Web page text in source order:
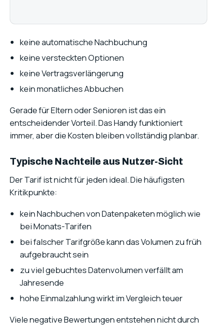
keine automatische Nachbuchung
keine versteckten Optionen
keine Vertragsverlängerung
kein monatliches Abbuchen
Gerade für Eltern oder Senioren ist das ein
entscheidender Vorteil. Das Handy funktioniert
immer, aber die Kosten bleiben vollständig planbar.
Typische Nachteile aus Nutzer-Sicht
Der Tarif ist nicht für jeden ideal. Die häufigsten
Kritikpunkte:
kein Nachbuchen von Datenpaketen möglich wie
bei Monats-Tarifen
bei falscher Tarifgröße kann das Volumen zu früh
aufgebraucht sein
zu viel gebuchtes Datenvolumen verfällt am
Jahresende
hohe Einmalzahlung wirkt im Vergleich teuer
Viele negative Bewertungen entstehen nicht durch